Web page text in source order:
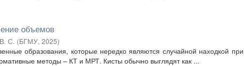
объемов
С. (БГМУ, 2025)
образования, которые нередко являются случайной находкой при
методы – КТ и МРТ. Кисты обычно выглядят как ...